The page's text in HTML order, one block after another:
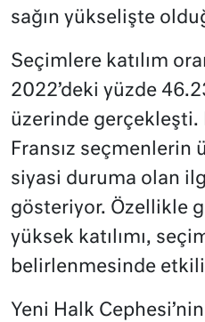
sağın yükselişte
Seçimlere katılım
2022’deki yüzde
üzerinde gerçekleşti.
Fransız seçmenlerin
siyasi duruma olan
gösteriyor. Özellikle
yüksek katılımı,
belirlenmesinde
Yeni Halk Cephesi’nin